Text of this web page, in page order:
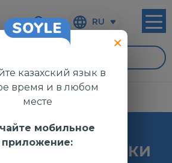
RU
МӘТЕЛДЕР
И ПОГОВОРКИ
казахский язык в
время и в любом
месте
мобильное
приложение: